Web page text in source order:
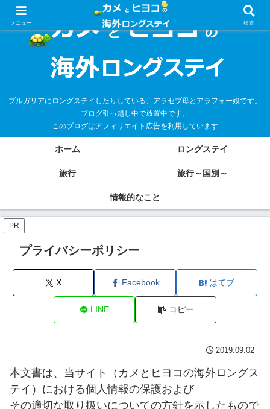
ブルガリアにロングステイしたりしている、アラセブ母とアラフォー娘です。
ブログ引っ越し中で放置中です。
このブログはアフィリエイト広告を利用しています
ホーム ロングステイ
旅行 旅行～国別～
情報的なこと
PR
プライバシーポリシー
X Facebook はてブ
LINE コピー
2019.09.02
本文書は、当サイト（カメとヒヨコの海外ロングス
テイ）における個人情報の保護および
その適切な取り扱いについての方針を示したもので
メニュー 検索